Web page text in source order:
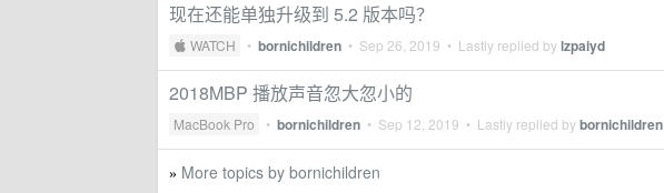
现在还能单独升级到 5.2 版本吗？
 WATCH • bornichildren • Sep 26, 2019 • Lastly replied bylzpaiyd
2018MBP 播放声音忽大忽小的
MacBook Pro • bornichildren • Sep 12, 2019 • Lastly replied bybornichildren
» More topics by bornichildren